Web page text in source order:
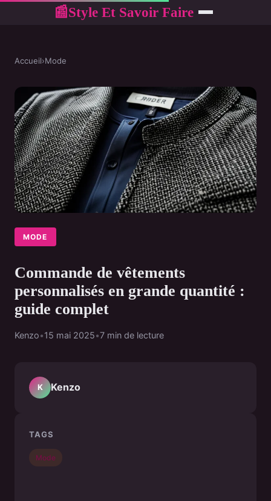
📰Style Et Savoir Faire
Accueil›Mode
MODE
Commande de vêtements
personnalisés en grande quantité :
guide complet
Kenzo•15 mai 2025•7 min de lecture
K Kenzo
TAGS
Mode